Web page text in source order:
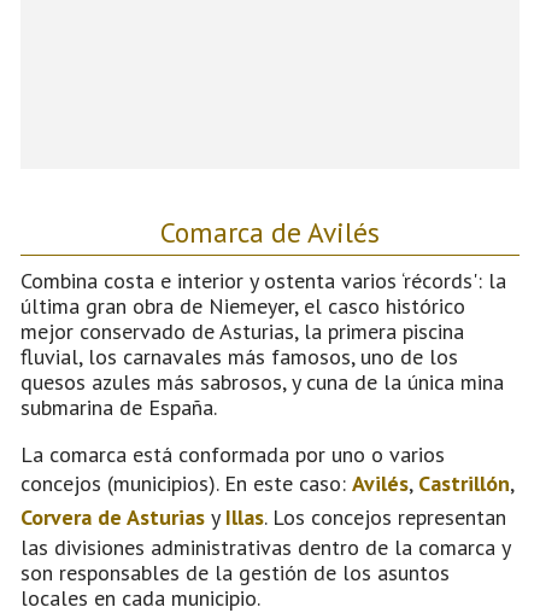
Comarca de Avilés
Combina costa e interior y ostenta varios ‘récords': la
última gran obra de Niemeyer, el casco histórico
mejor conservado de Asturias, la primera piscina
fluvial, los carnavales más famosos, uno de los
quesos azules más sabrosos, y cuna de la única mina
submarina de España.
La comarca está conformada por uno o varios
concejos (municipios). En este caso: Avilés, Castrillón,
Corvera de Asturias y Illas. Los concejos representan
las divisiones administrativas dentro de la comarca y
son responsables de la gestión de los asuntos
locales en cada municipio.